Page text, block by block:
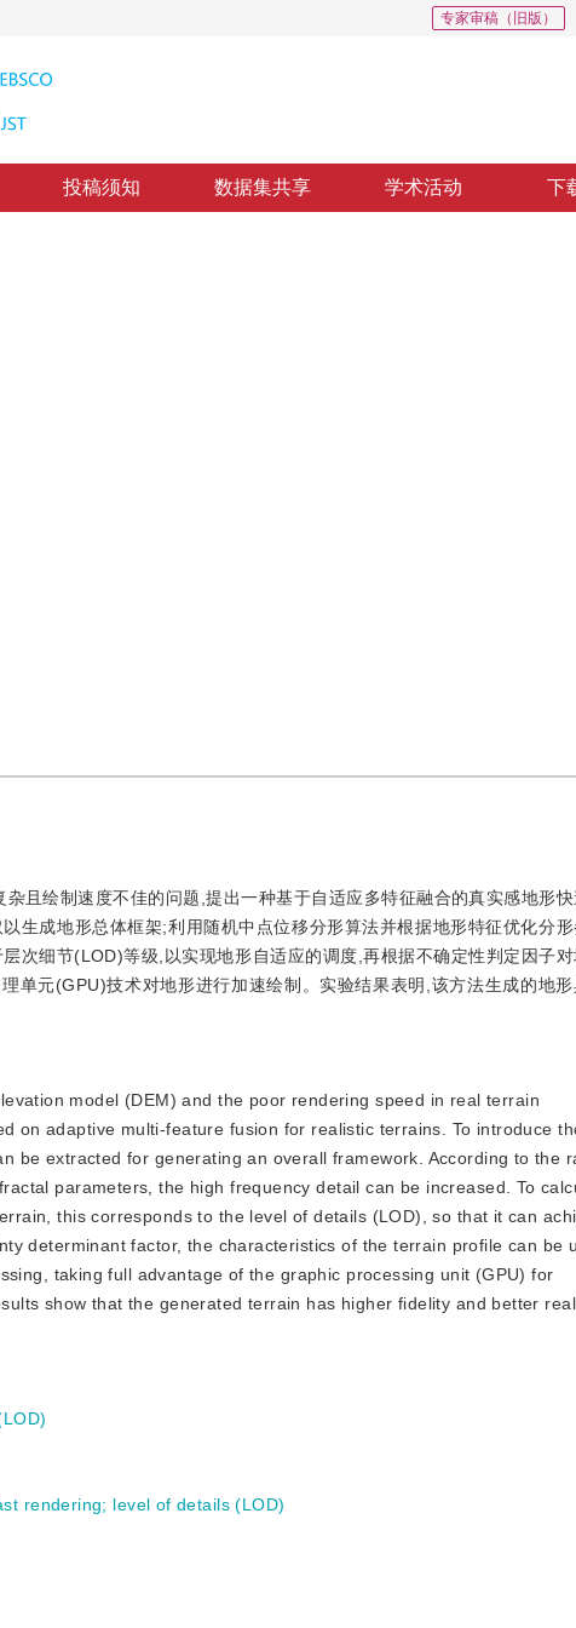
专家审稿（旧版）
投稿须知 数据集共享 学术活动 下
且绘制速度不佳的问题,提出一种基于自适应多特征融合的真实感地形
生成地形总体框架;利用随机中点位移分形算法并根据地形特征优化分
次细节(LOD)等级,以实现地形自适应的调度,再根据不确定性判定因子
单元(GPU)技术对地形进行加速绘制。实验结果表明,该方法生成的地
model (DEM) and the poor rendering speed in real terrain
on adaptive multi-feature fusion for realistic terrains. To introduce
be extracted for generating an overall framework. According to the
parameters, the high frequency detail can be increased. To
this corresponds to the level of details (LOD), so that it can
determinant factor, the characteristics of the terrain profile can be
taking full advantage of the graphic processing unit (GPU) for
show that the generated terrain has higher fidelity and better
rendering; level of details (LOD)